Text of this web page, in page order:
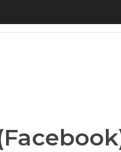
(Facebook) nel mirino